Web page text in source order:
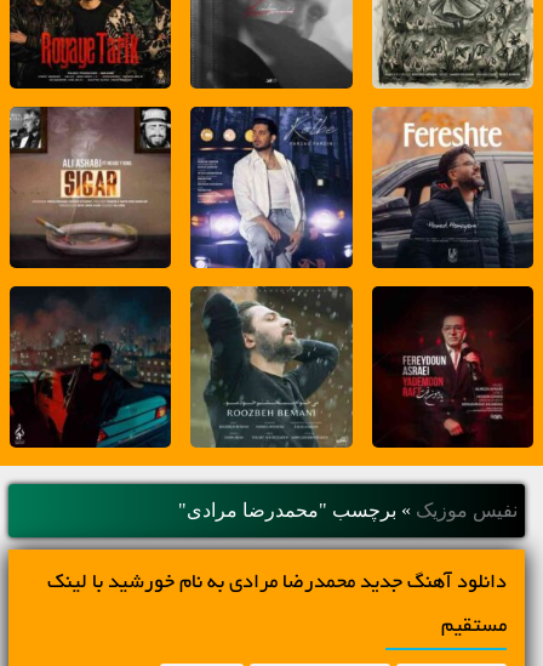
نفیس موزیک » برچسب "محمدرضا مرادی"
دانلود آهنگ جديد محمدرضا مرادی به نام خورشید با لینک
مستقیم